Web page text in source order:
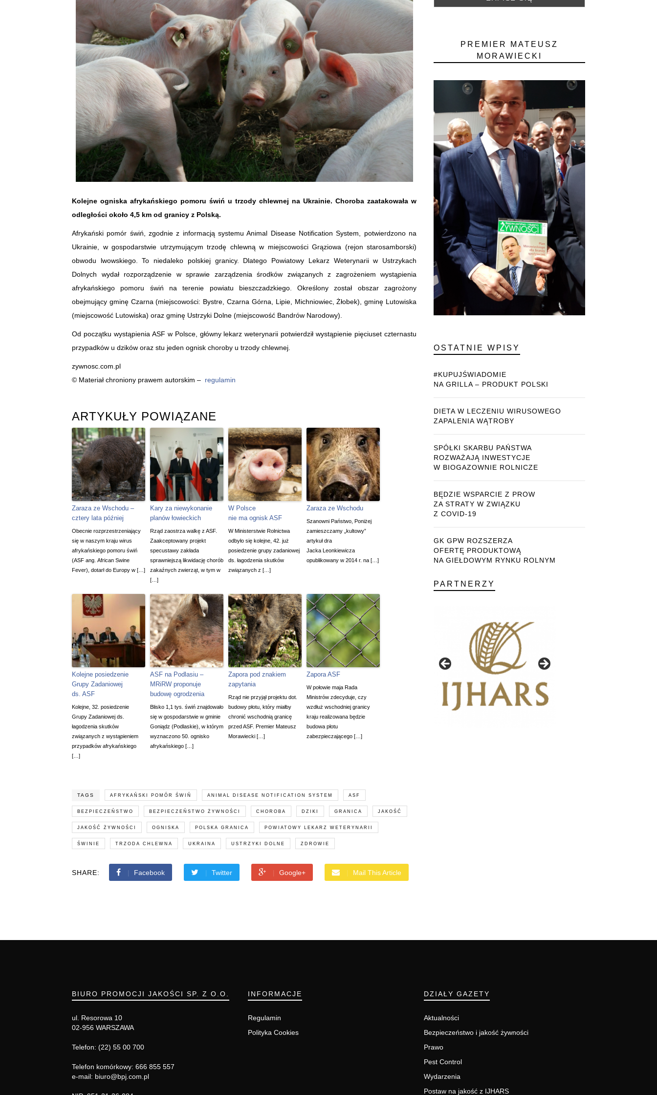
Kolejne ogniska afrykańskiego pomoru świń u trzody chlewnej na Ukrainie. Choroba zaatakowała w
odległości około 4,5 km od granicy z Polską.
Afrykański pomór świń, zgodnie z informacją systemu Animal Disease Notification System, potwierdzono na
Ukrainie, w gospodarstwie utrzymującym trzodę chlewną w miejscowości Grąziowa (rejon starosamborski)
obwodu lwowskiego. To niedaleko polskiej granicy. Dlatego Powiatowy Lekarz Weterynarii w Ustrzykach
Dolnych wydał rozporządzenie w sprawie zarządzenia środków związanych z zagrożeniem wystąpienia
afrykańskiego pomoru świń na terenie powiatu bieszczadzkiego. Określony został obszar zagrożony
obejmujący gminę Czarna (miejscowości: Bystre, Czarna Górna, Lipie, Michniowiec, Żłobek), gminę Lutowiska
(miejscowość Lutowiska) oraz gminę Ustrzyki Dolne (miejscowość Bandrów Narodowy).
Od początku wystąpienia ASF w Polsce, główny lekarz weterynarii potwierdził wystąpienie pięciuset czternastu
przypadków u dzików oraz stu jeden ognisk choroby u trzody chlewnej.
zywnosc.com.pl
© Materiał chroniony prawem autorskim – regulamin
ARTYKUŁY POWIĄZANE
Zaraza ze Wschodu –
cztery lata później
Obecnie rozprzestrzeniający
się w naszym kraju wirus
afrykańskiego pomoru świń
(ASF ang. African Swine
Fever), dotarł do Europy w […]
Kary za niewykonanie
planów łowieckich
Rząd zaostrza walkę z ASF.
Zaakceptowany projekt
specustawy zakłada
sprawniejszą likwidację chorób
zakaźnych zwierząt, w tym w
[…]
W Polsce
nie ma ognisk ASF
W Ministerstwie Rolnictwa
odbyło się kolejne, 42. już
posiedzenie grupy zadaniowej
ds. łagodzenia skutków
związanych z […]
Zaraza ze Wschodu
Szanowni Państwo, Poniżej
zamieszczamy „kultowy”
artykuł dra
Jacka Leonkiewicza
opublikowany w 2014 r. na […]
Kolejne posiedzenie
Grupy Zadaniowej
ds. ASF
Kolejne, 32. posiedzenie
Grupy Zadaniowej ds.
łagodzenia skutków
związanych z wystąpieniem
przypadków afrykańskiego
[…]
ASF na Podlasiu –
MRiRW proponuje
budowę ogrodzenia
Blisko 1,1 tys. świń znajdowało
się w gospodarstwie w gminie
Goniądz (Podlaskie), w którym
wyznaczono 50. ognisko
afrykańskiego […]
Zapora pod znakiem
zapytania
Rząd nie przyjął projektu dot.
budowy płotu, który miałby
chronić wschodnią granicę
przed ASF. Premier Mateusz
Morawiecki […]
Zapora ASF
W połowie maja Rada
Ministrów zdecyduje, czy
wzdłuż wschodniej granicy
kraju realizowana będzie
budowa płotu
zabezpieczającego […]
TAGS AFRYKAŃSKI POMÓR ŚWIŃ ANIMAL DISEASE NOTIFICATION SYSTEM ASF
BEZPIECZEŃSTWO BEZPIECZEŃSTWO ŻYWNOŚCI CHOROBA DZIKI GRANICA JAKOŚĆ
JAKOŚĆ ŻYWNOŚCI OGNISKA POLSKA GRANICA POWIATOWY LEKARZ WETERYNARII
ŚWINIE TRZODA CHLEWNA UKRAINA USTRZYKI DOLNE ZDROWIE
SHARE: Facebook Twitter Google+ Mail This Article
PREMIER MATEUSZ
MORAWIECKI
OSTATNIE WPISY
#KUPUJŚWIADOMIE
NA GRILLA – PRODUKT POLSKI
DIETA W LECZENIU WIRUSOWEGO
ZAPALENIA WĄTROBY
SPÓŁKI SKARBU PAŃSTWA
ROZWAŻAJĄ INWESTYCJE
W BIOGAZOWNIE ROLNICZE
BĘDZIE WSPARCIE Z PROW
ZA STRATY W ZWIĄZKU
Z COVID-19
GK GPW ROZSZERZA
OFERTĘ PRODUKTOWĄ
NA GIEŁDOWYM RYNKU ROLNYM
PARTNERZY
BIURO PROMOCJI JAKOŚCI SP. Z O.O.
ul. Resorowa 10
02-956 WARSZAWA
Telefon: (22) 55 00 700
Telefon komórkowy: 666 855 557
e-mail: biuro@bpj.com.pl
INFORMACJE
Regulamin
Polityka Cookies
DZIAŁY GAZETY
Aktualności
Bezpieczeństwo i jakość żywności
Prawo
Pest Control
Wydarzenia
Postaw na jakość z IJHARS